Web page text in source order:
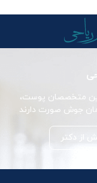
متخصصان پوست،
جوش صورت دارند
از دکتر